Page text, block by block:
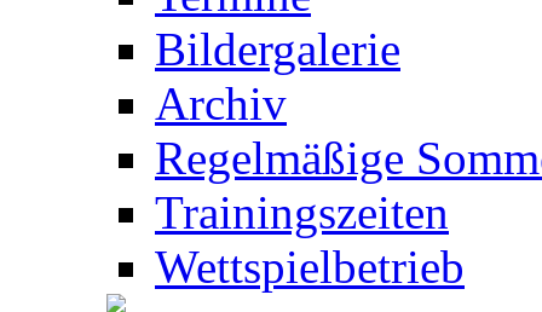
Bildergalerie
Archiv
Regelmäßige
Trainingszeiten
Wettspielbetrieb